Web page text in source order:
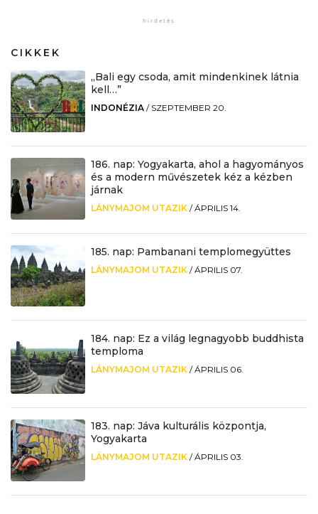
CIKKEK
„Bali egy csoda, amit mindenkinek látnia
kell…”
INDONÉZIA / SZEPTEMBER 20.
186. nap: Yogyakarta, ahol a hagyományos
és a modern művészetek kéz a kézben
járnak
LÁNYMAJOM UTAZIK /ÁPRILIS 14.
185. nap: Pambanani templomegyüttes
LÁNYMAJOM UTAZIK /ÁPRILIS 07.
184. nap: Ez a világ legnagyobb buddhista
temploma
LÁNYMAJOM UTAZIK /ÁPRILIS 06.
183. nap: Jáva kulturális központja,
Yogyakarta
LÁNYMAJOM UTAZIK /ÁPRILIS 03.